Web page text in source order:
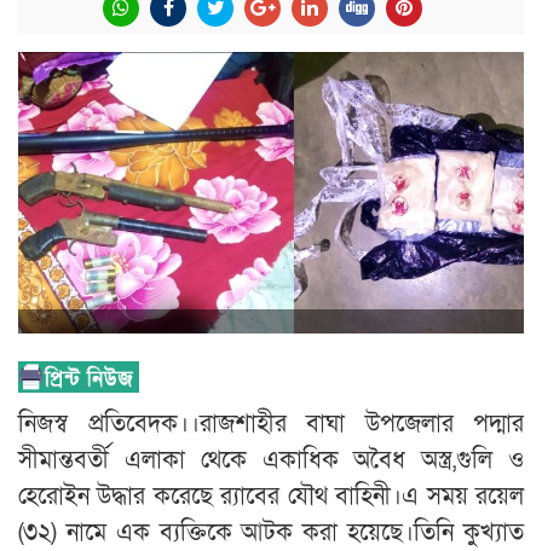
নিজস্ব প্রতিবেদক।।রাজশাহীর বাঘা উপজেলার পদ্মার
সীমান্তবর্তী এলাকা থেকে একাধিক অবৈধ অস্ত্র,গুলি ও
হেরোইন উদ্ধার করেছে র‍্যাবের যৌথ বাহিনী।এ সময় রয়েল
(৩২) নামে এক ব্যক্তিকে আটক করা হয়েছে।তিনি কুখ্যাত